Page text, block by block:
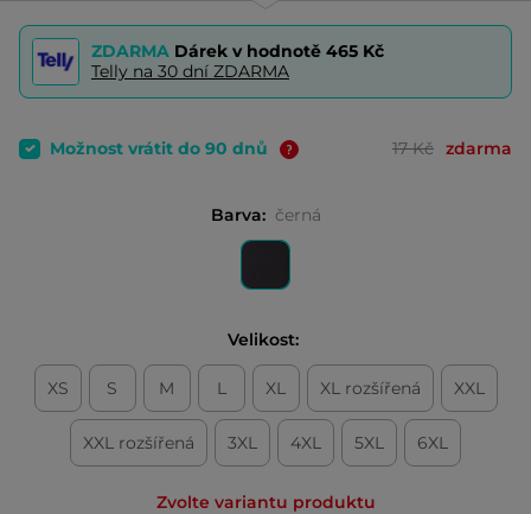
ZDARMA Dárek v hodnotě 465 Kč
Telly na 30 dní ZDARMA
Možnost vrátit do 90 dnů 17 Kč zdarma
Barva: černá
Velikost:
XS S M L XL XL rozšířená XXL
XXL rozšířená 3XL 4XL 5XL 6XL
Zvolte variantu produktu